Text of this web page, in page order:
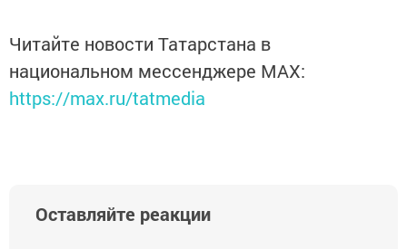
Читайте новости Татарстана в
национальном мессенджере MАХ:
https://max.ru/tatmedia
Оставляйте реакции